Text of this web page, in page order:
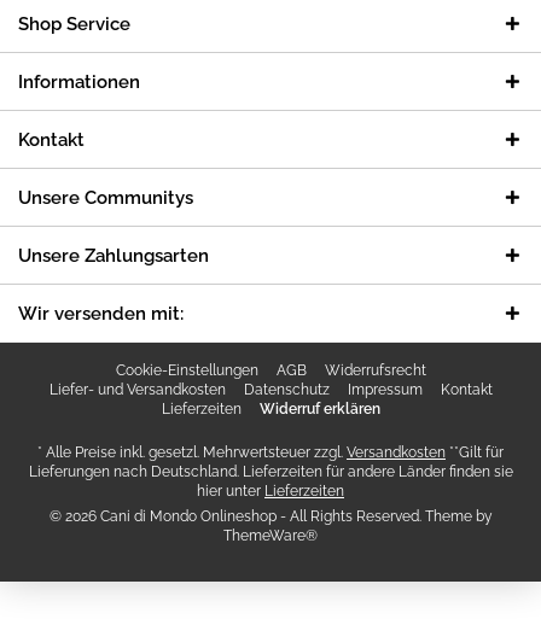
Shop Service
Informationen
Kontakt
Unsere Communitys
Unsere Zahlungsarten
Wir versenden mit:
Cookie-Einstellungen AGB
Widerrufsrecht
Liefer- und Versandkosten
Datenschutz Impressum
Kontakt
Lieferzeiten
Widerruf erklären
* Alle Preise inkl. gesetzl. Mehrwertsteuer zzgl. Versandkosten **Gilt für
Lieferungen nach Deutschland. Lieferzeiten für andere Länder finden sie
hier unter Lieferzeiten
© 2026 Cani di Mondo Onlineshop - All Rights Reserved. Theme by
ThemeWare®